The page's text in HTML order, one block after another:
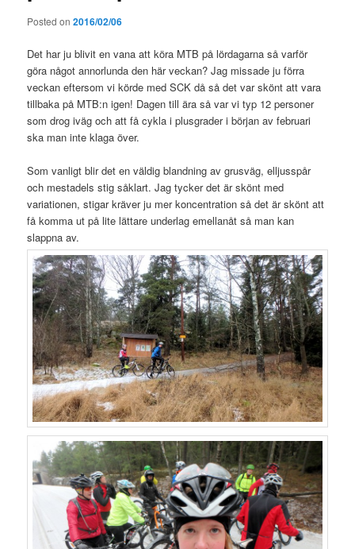
Posted on2016/02/06
Det har ju blivit en vana att köra MTB på lördagarna så varför
göra något annorlunda den här veckan? Jag missade ju förra
veckan eftersom vi körde med SCK då så det var skönt att vara
tillbaka på MTB:n igen! Dagen till ära så var vi typ 12 personer
som drog iväg och att få cykla i plusgrader i början av februari
ska man inte klaga över.
Som vanligt blir det en väldig blandning av grusväg, elljusspår
och mestadels stig såklart. Jag tycker det är skönt med
variationen, stigar kräver ju mer koncentration så det är skönt att
få komma ut på lite lättare underlag emellanåt så man kan
slappna av.